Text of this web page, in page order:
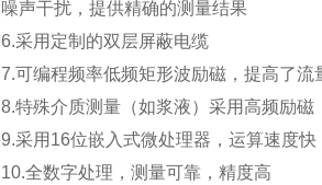
噪声干扰，提供精确的测量结果
6.采用定制的双层屏蔽电缆
7.可编程频率低频矩形波励磁，提高了
8.特殊介质测量（如浆液）采用高频励磁
9.采用16位嵌入式微处理器，运算速度快
10.全数字处理， 测量可靠，精度高